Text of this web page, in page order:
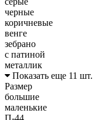
черные
коричневые
венге
зебрано
с патиной
металлик
Показать еще 11 шт.
Размер
большие
маленькие
П-44